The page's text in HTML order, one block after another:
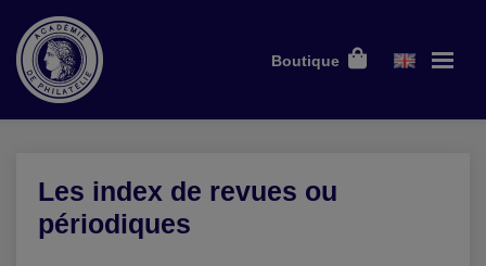
Boutique
Les index de revues ou
périodiques